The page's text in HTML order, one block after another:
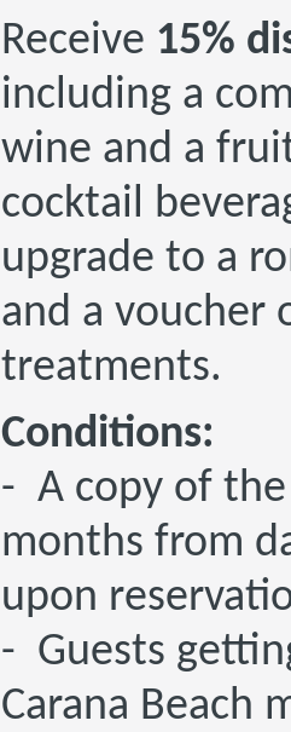
Receive 15%
including a
wine and a
cocktail
upgrade to a
and a voucher
treatments.
Conditions:
- A copy of
months from
upon
- Guests
Carana Beach